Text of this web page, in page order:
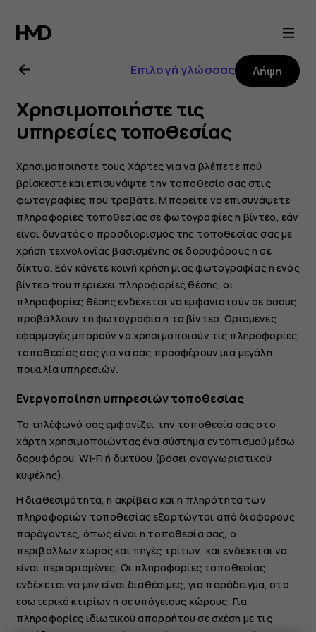
Οδηγίες
χρήσης
Nokia
8.1
Επιλογή γλώσσας Λήψη
Χρησιμοποιήστε τις
υπηρεσίες τοποθεσίας
Χρησιμοποιήστε τους Χάρτες για να βλέπετε πού
βρίσκεστε και επισυνάψτε την τοποθεσία σας στις
φωτογραφίες που τραβάτε. Μπορείτε να επισυνάψετε
πληροφορίες τοποθεσίας σε φωτογραφίες ή βίντεο, εάν
είναι δυνατός ο προσδιορισμός της τοποθεσίας σας με
χρήση τεχνολογίας βασισμένης σε δορυφόρους ή σε
δίκτυα. Εάν κάνετε κοινή χρήση μιας φωτογραφίας ή ενός
βίντεο που περιέχει πληροφορίες θέσης, οι
πληροφορίες θέσης ενδέχεται να εμφανιστούν σε όσους
προβάλλουν τη φωτογραφία ή το βίντεο. Ορισμένες
εφαρμογές μπορούν να χρησιμοποιούν τις πληροφορίες
τοποθεσίας σας για να σας προσφέρουν μια μεγάλη
ποικιλία υπηρεσιών.
Ενεργοποίηση υπηρεσιών τοποθεσίας
Το τηλέφωνό σας εμφανίζει την τοποθεσία σας στο
χάρτη χρησιμοποιώντας ένα σύστημα εντοπισμού μέσω
δορυφόρου, Wi-Fi ή δικτύου (βάσει αναγνωριστικού
κυψέλης).
Η διαθεσιμότητα, η ακρίβεια και η πληρότητα των
πληροφοριών τοποθεσίας εξαρτώνται από διάφορους
παράγοντες, όπως είναι η τοποθεσία σας, ο
περιβάλλων χώρος και πηγές τρίτων, και ενδέχεται να
είναι περιορισμένες. Οι πληροφορίες τοποθεσίας
ενδέχεται να μην είναι διαθέσιμες, για παράδειγμα, στο
εσωτερικό κτιρίων ή σε υπόγειους χώρους. Για
πληροφορίες ιδιωτικού απορρήτου σε σχέση με τις